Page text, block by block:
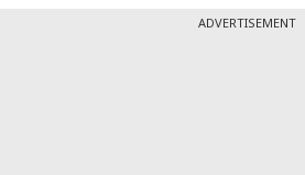
ADVERTISEMENT